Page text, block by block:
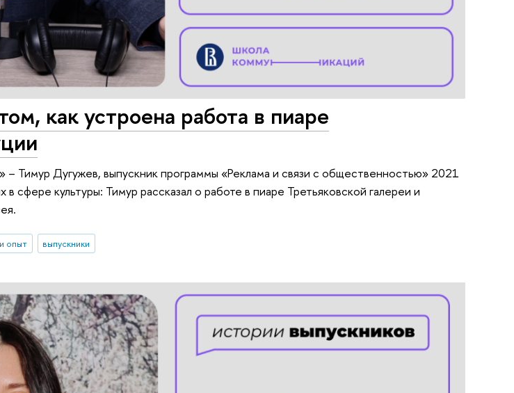
как устроена работа в пиаре
– Тимур Дугужев, выпускник программы «Реклама и связи с общественностью» 2021
сфере культуры: Тимур рассказал о работе в пиаре Третьяковской галереи и
опыт выпускники